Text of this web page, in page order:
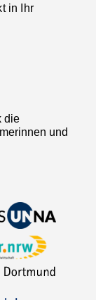
in Ihr
die
und